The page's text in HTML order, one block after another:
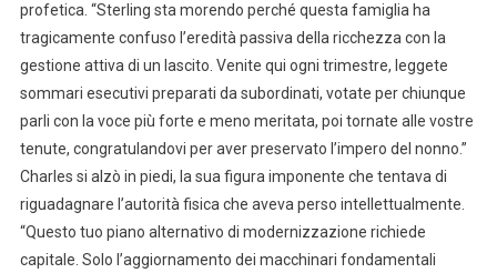
profetica. “Sterling sta morendo perché questa famiglia ha
tragicamente confuso l’eredità passiva della ricchezza con la
gestione attiva di un lascito. Venite qui ogni trimestre, leggete
sommari esecutivi preparati da subordinati, votate per chiunque
parli con la voce più forte e meno meritata, poi tornate alle vostre
tenute, congratulandovi per aver preservato l’impero del nonno.”
Charles si alzò in piedi, la sua figura imponente che tentava di
riguadagnare l’autorità fisica che aveva perso intellettualmente.
“Questo tuo piano alternativo di modernizzazione richiede
capitale. Solo l’aggiornamento dei macchinari fondamentali